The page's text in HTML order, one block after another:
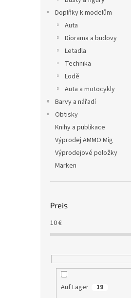
Doplňky k modelům
Auta
Diorama a budovy
Letadla
Technika
Lodě
Auta a motocykly
Barvy a nářadí
Obtisky
Knihy a publikace
Výprodej AMMO Mig
Výprodejové položky
Marken
Preis
10€
Auf Lager 19